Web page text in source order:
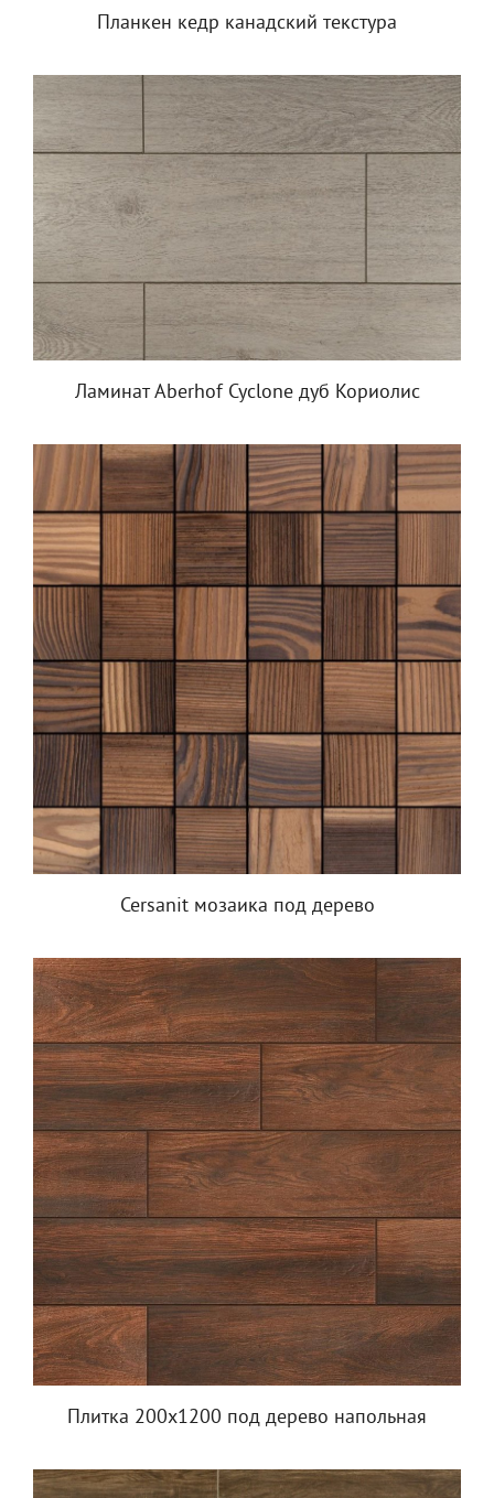
Планкен кедр канадский текстура
Ламинат Aberhof Cyclone дуб Кориолис
Cersanit мозаика под дерево
Плитка 200х1200 под дерево напольная